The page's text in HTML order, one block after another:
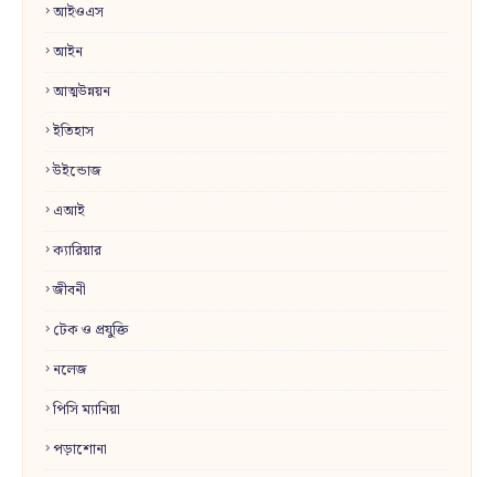
আইওএস
আইন
আত্মউন্নয়ন
ইতিহাস
উইন্ডোজ
এআই
ক্যারিয়ার
জীবনী
টেক ও প্রযুক্তি
নলেজ
পিসি ম্যানিয়া
পড়াশোনা